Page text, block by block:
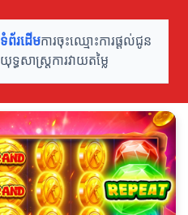
ទំព័រដើមការចុះឈ្មោះការផ្តល់ជូន
យុទ្ធសាស្ត្រការវាយតម្លៃ